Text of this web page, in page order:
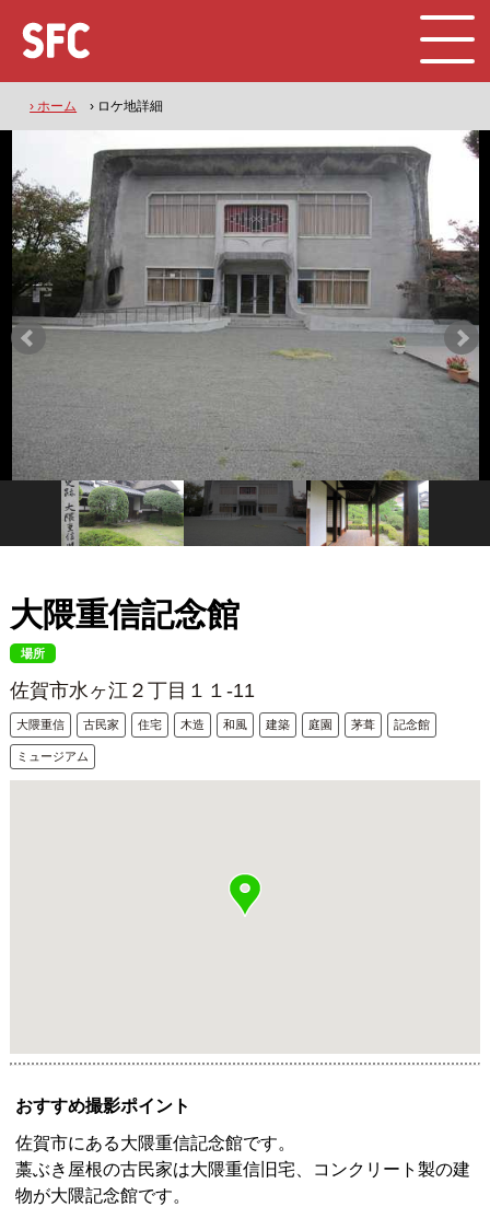
› ホーム › ロケ地詳細
大隈重信記念館
場所
佐賀市水ヶ江２丁目１１-11
大隈重信 古民家 住宅 木造 和風 建築 庭園 茅葺 記念館
ミュージアム
おすすめ撮影ポイント
佐賀市にある大隈重信記念館です。
藁ぶき屋根の古民家は大隈重信旧宅、コンクリート製の建
物が大隈記念館です。